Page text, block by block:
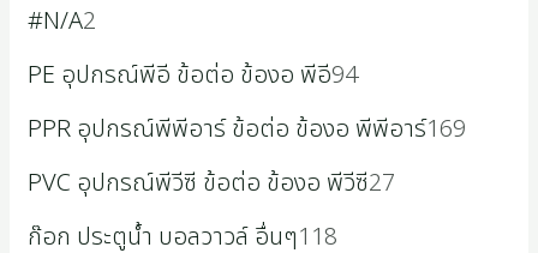
#N/A2
PE อุปกรณ์พีอี ข้อต่อ ข้องอ พีอี94
PPR อุปกรณ์พีพีอาร์ ข้อต่อ ข้องอ พีพีอาร์169
PVC อุปกรณ์พีวีซี ข้อต่อ ข้องอ พีวีซี27
ก๊อก ประตูน้ำ บอลวาวล์ อื่นๆ118